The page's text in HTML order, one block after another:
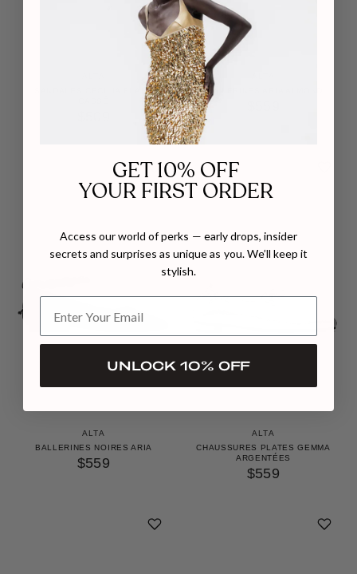
SANDALES CECILIA BLANC
BALLERINES ARIA ALMOND
ALTA
BALLERINES NOIRES ARIA
$559
ALTA
CHAUSSURES PLATES GEMMA
ARGENTÉES
$559
GET 10% OFF
YOUR FIRST ORDER
Access our world of perks — early drops, insider
secrets and surprises as unique as you. We’ll keep it
stylish.
UNLOCK 10% OFF